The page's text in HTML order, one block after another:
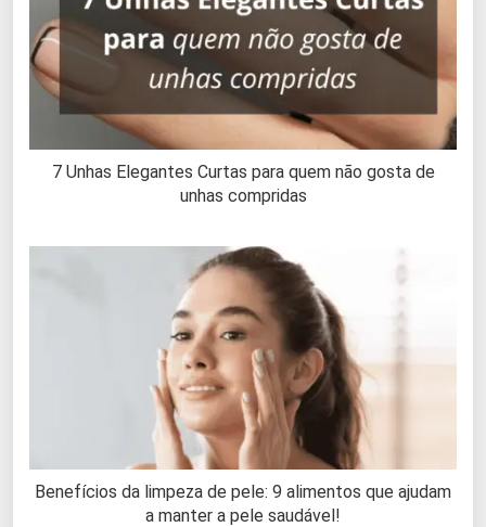
7 Unhas Elegantes Curtas para quem não gosta de
unhas compridas
Benefícios da limpeza de pele: 9 alimentos que ajudam
a manter a pele saudável!